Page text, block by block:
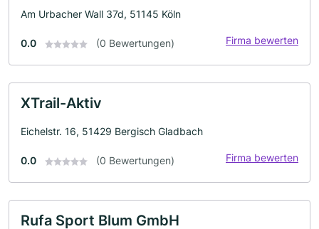
Am Urbacher Wall 37d, 51145 Köln
0.0 (0 Bewertungen) Firma bewerten
XTrail-Aktiv
Eichelstr. 16, 51429 Bergisch Gladbach
0.0 (0 Bewertungen) Firma bewerten
Rufa Sport Blum GmbH